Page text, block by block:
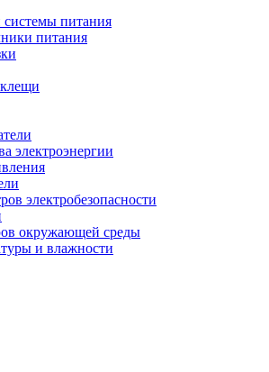
системы питания
питания
электроэнергии
электробезопасности
окружающей среды
и влажности